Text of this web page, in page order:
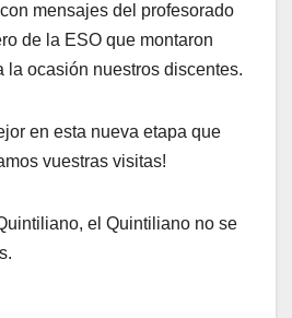
mensajes del profesorado
de la ESO que montaron
la ocasión nuestros discentes.
en esta nueva etapa que
vuestras visitas!
el Quintiliano no se